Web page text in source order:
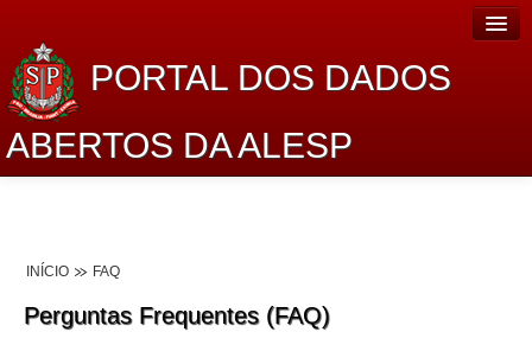
PORTAL DOS DADOS
ABERTOS DA ALESP
Lei de Acesso à Informação
INÍCIO FAQ
Perguntas Frequentes (FAQ)